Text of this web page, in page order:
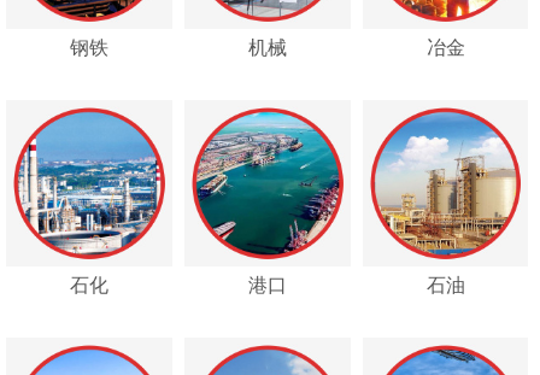
钢铁 机械 冶金
石化 港口 石油